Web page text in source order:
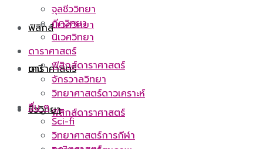
นิเวศวิทยา
ดาราศาสตร์
ฟิสิกส์ดาราศาสตร์
ฟิสิกส์
เคมี
ชีววิทยา
จุลชีววิทยา
กีฏวิทยา
นิเวศวิทยา
ดาราศาสตร์
ฟิสิกส์ดาราศาสตร์
จักรวาลวิทยา
วิทยาศาสตร์ดาวเคราะห์
อื่น ๆ
Sci-fi
วิทยาศาสตร์การกีฬา